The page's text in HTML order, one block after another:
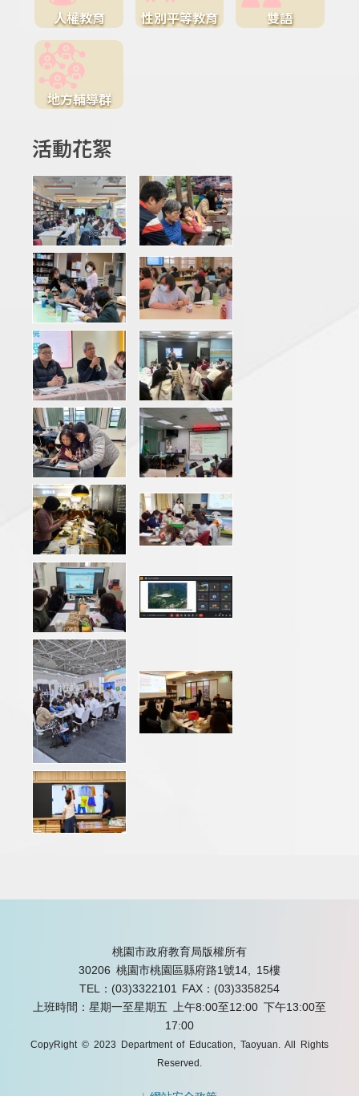
人權教育 性別平等教育 雙語
地方輔導群
活動花絮
桃園市政府教育局版權所有
30206 桃園市桃園區縣府路1號14, 15樓
TEL：(03)3322101
FAX：(03)3358254
上班時間：星期一至星期五 上午8:00至12:00 下午13:00至
17:00
CopyRight © 2023 Department of Education, Taoyuan. All Rights
Reserved.